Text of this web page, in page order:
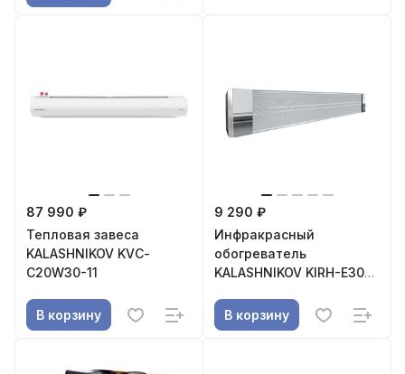
87 990 ₽
Тепловая завеса
KALASHNIKOV KVС-
C20W30-11
В корзину
9 290 ₽
Инфракрасный
обогреватель
KALASHNIKOV KIRH-E30P-
В корзину